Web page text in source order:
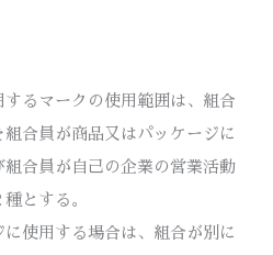
るマークの使用範囲は、組合
合員が商品又はパッケージに
組合員が自己の企業の営業活動
とする。
使用する場合は、組合が別に